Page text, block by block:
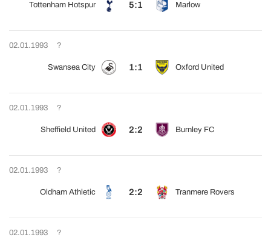
Tottenham Hotspur 5:1 Marlow
02.01.1993 ?
Swansea City 1:1 Oxford United
02.01.1993 ?
Sheffield United 2:2 Burnley FC
02.01.1993 ?
Oldham Athletic 2:2 Tranmere Rovers
02.01.1993 ?